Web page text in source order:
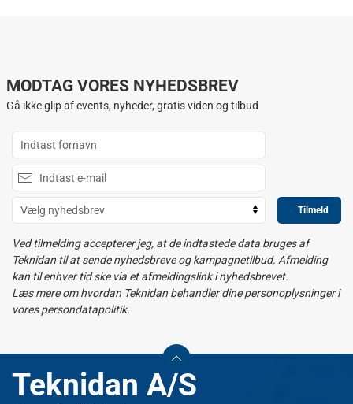
MODTAG VORES NYHEDSBREV
Gå ikke glip af events, nyheder, gratis viden og tilbud
Tilmeld
Ved tilmelding accepterer jeg, at de indtastede data bruges af
Teknidan til at sende nyhedsbreve og kampagnetilbud. Afmelding
kan til enhver tid ske via et afmeldingslink i nyhedsbrevet.
Læs mere om hvordan Teknidan behandler dine personoplysninger i
vores persondatapolitik.
Teknidan A/S